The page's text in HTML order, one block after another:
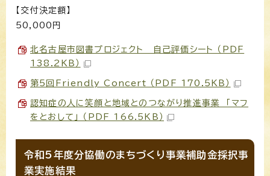
【交付決定額】
50,000円
北名古屋市図書プロジェクト＿自己評価シート （PDF
138.2KB）
第5回Friendly Concert （PDF 170.5KB）
認知症の人に笑顔と地域とのつながり推進事業 「マフ
をとおして」 （PDF 166.5KB）
令和5年度分協働のまちづくり事業補助金採択事
業実施結果